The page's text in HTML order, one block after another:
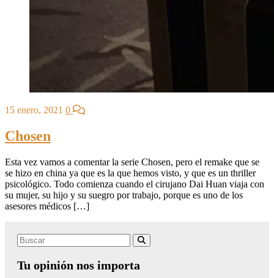
15 enero, 2021 0
Chosen
Esta vez vamos a comentar la serie Chosen, pero el remake que se
se hizo en china ya que es la que hemos visto, y que es un thriller
psicológico. Todo comienza cuando el cirujano Dai Huan viaja con
su mujer, su hijo y su suegro por trabajo, porque es uno de los
asesores médicos […]
Search
Tu opinión nos importa